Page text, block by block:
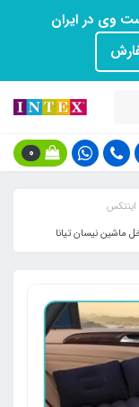
وی در ایران
0
ماشین نیسان تیانا